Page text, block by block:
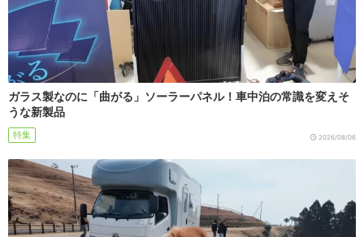
ガラス製なのに「曲がる」ソーラーパネル！車中泊の常識を変えそ
うな新製品
特集 2026/08/06